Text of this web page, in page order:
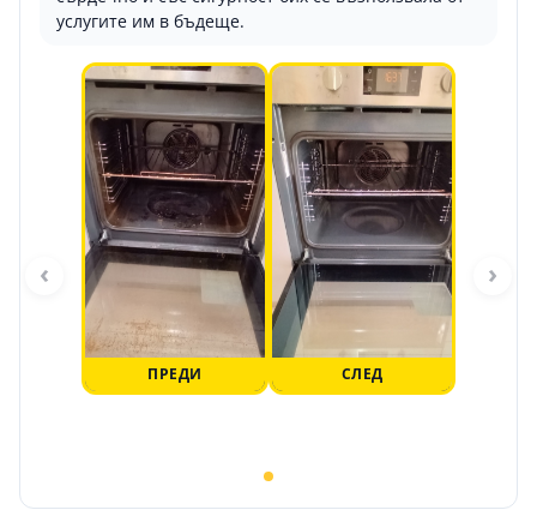
услугите им в бъдеще.
ПРЕДИ СЛЕД
‹ ›